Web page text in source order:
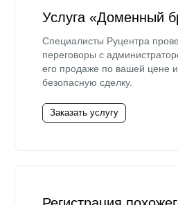
Услуга «Доменный
Специалисты Руцентра
переговоры с
его продаже по вашей цене
безопасную сделку.
Заказать услугу